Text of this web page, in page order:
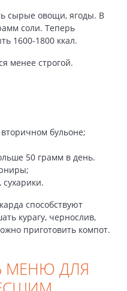
сырые овощи, ягоды. В
соли. Теперь
1600-1800 ккал.
менее строгой.
бульоне;
50 грамм в день.
способствуют
курагу, чернослив,
приготовить компот.
МЕНЮ ДЛЯ